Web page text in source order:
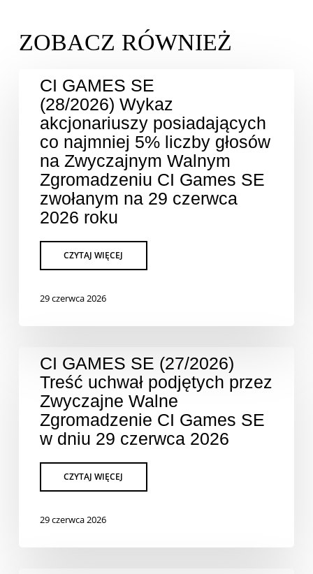
CI GAMES SE
(28/2026) Wykaz
akcjonariuszy posiadających
co najmniej 5% liczby głosów
na Zwyczajnym Walnym
Zgromadzeniu CI Games SE
zwołanym na 29 czerwca
2026 roku
29 czerwca 2026
CI GAMES SE (27/2026)
Treść uchwał podjętych przez
Zwyczajne Walne
Zgromadzenie CI Games SE
w dniu 29 czerwca 2026
29 czerwca 2026